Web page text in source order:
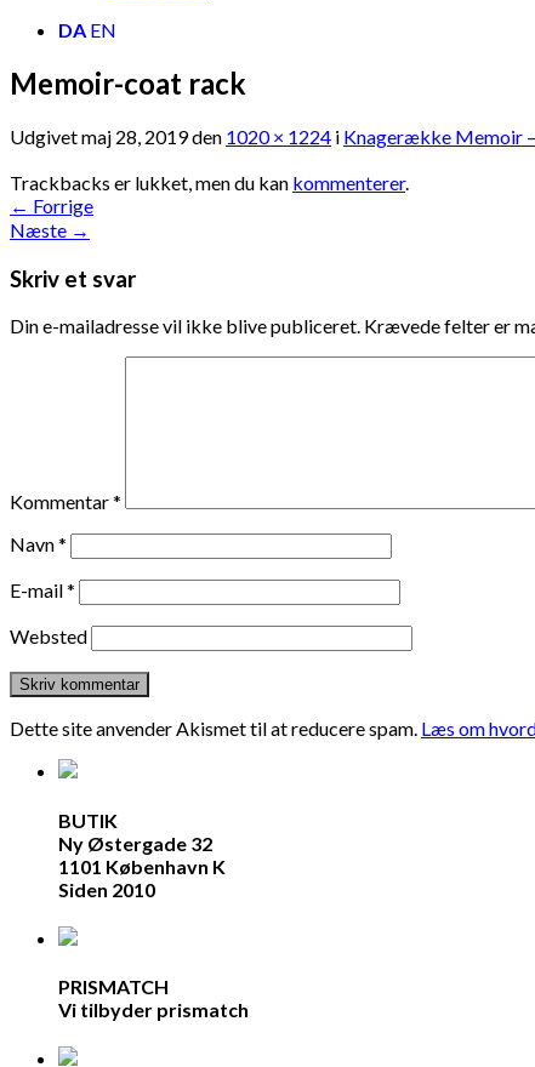
DA EN
Memoir-coat rack
Udgivetmaj 28, 2019den 1020 × 1224 i Knagerække Memoir
Trackbacks er lukket, men du kan kommenterer.
← Forrige
Næste →
Skriv et svar
Din e-mailadresse vil ikke blive publiceret. Krævede felter er
Kommentar*
Navn*
E-mail*
Websted
Dette site anvender Akismet til at reducere spam. Læs om
BUTIK
Ny Østergade 32
1101 København K
Siden 2010
PRISMATCH
Vi tilbyder prismatch